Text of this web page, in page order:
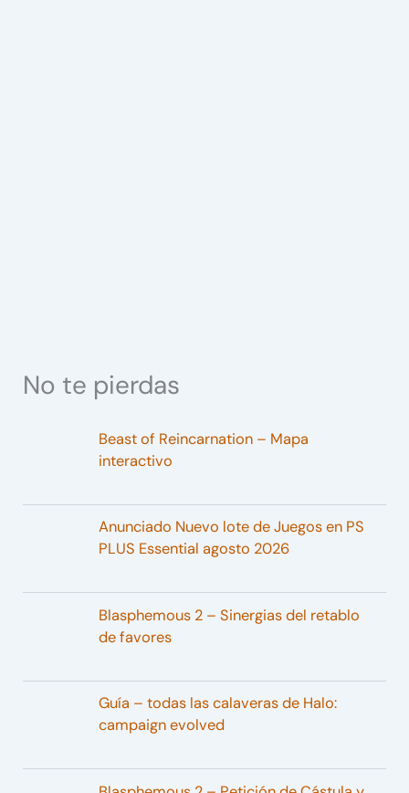
No te pierdas
Beast of Reincarnation – Mapa
interactivo
Anunciado Nuevo lote de Juegos en PS
PLUS Essential agosto 2026
Blasphemous 2 – Sinergias del retablo
de favores
Guía – todas las calaveras de Halo:
campaign evolved